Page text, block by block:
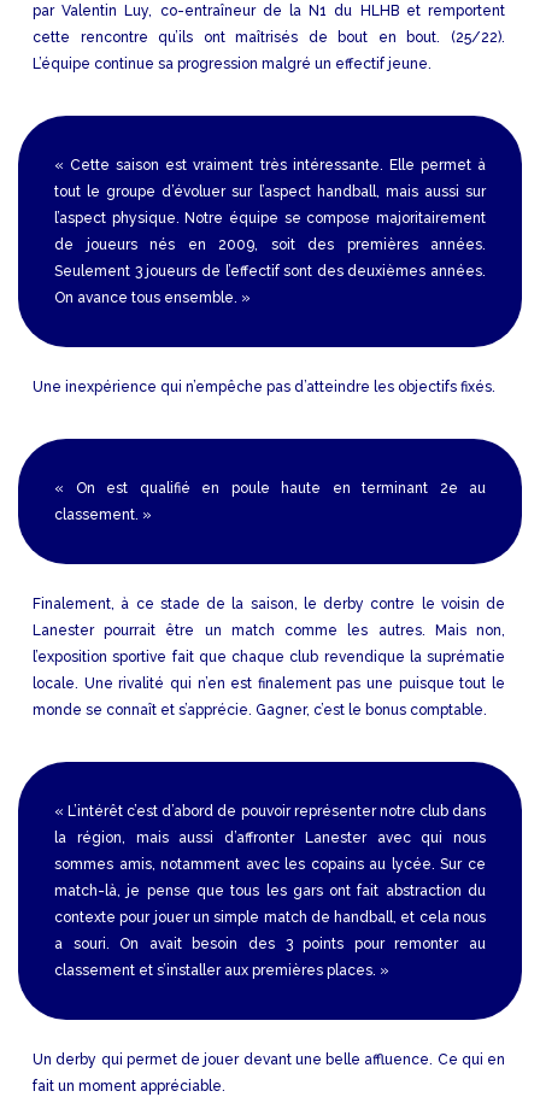
par Valentin Luy, co-entraîneur de la N1 du HLHB et remportent
cette rencontre qu’ils ont maîtrisés de bout en bout. (25/22).
L’équipe continue sa progression malgré un effectif jeune.
« Cette saison est vraiment très intéressante. Elle permet à
tout le groupe d’évoluer sur l’aspect handball, mais aussi sur
l’aspect physique. Notre équipe se compose majoritairement
de joueurs nés en 2009, soit des premières années.
Seulement 3 joueurs de l’effectif sont des deuxièmes années.
On avance tous ensemble. »
Une inexpérience qui n’empêche pas d’atteindre les objectifs fixés.
« On est qualifié en poule haute en terminant 2e au
classement. »
Finalement, à ce stade de la saison, le derby contre le voisin de
Lanester pourrait être un match comme les autres. Mais non,
l’exposition sportive fait que chaque club revendique la suprématie
locale. Une rivalité qui n’en est finalement pas une puisque tout le
monde se connaît et s’apprécie. Gagner, c’est le bonus comptable.
« L’intérêt c’est d’abord de pouvoir représenter notre club dans
la région, mais aussi d’affronter Lanester avec qui nous
sommes amis, notamment avec les copains au lycée. Sur ce
match-là, je pense que tous les gars ont fait abstraction du
contexte pour jouer un simple match de handball, et cela nous
a souri. On avait besoin des 3 points pour remonter au
classement et s’installer aux premières places. »
Un derby qui permet de jouer devant une belle affluence. Ce qui en
fait un moment appréciable.